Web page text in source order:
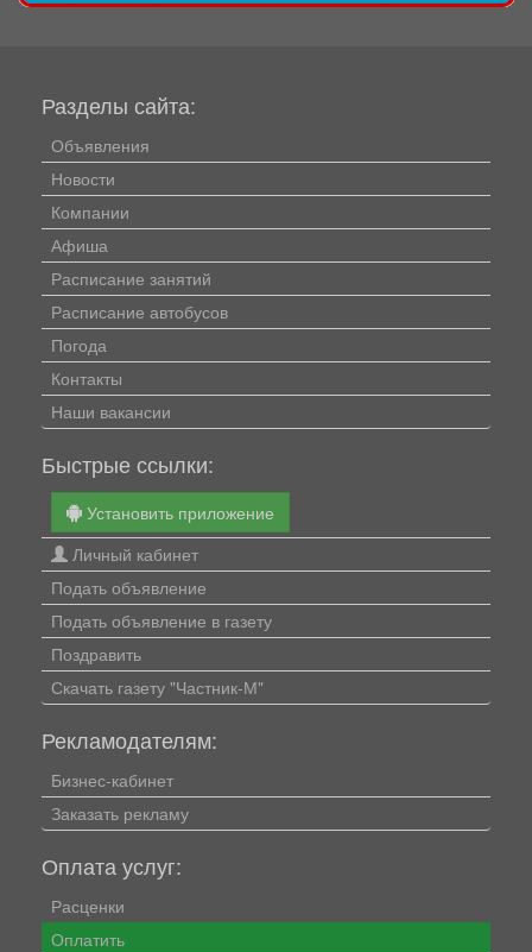
Разделы сайта:
Объявления
Новости
Компании
Афиша
Расписание занятий
Расписание автобусов
Погода
Контакты
Наши вакансии
Быстрые ссылки:
Установить приложение
Личный кабинет
Подать объявление
Подать объявление в газету
Поздравить
Скачать газету "Частник-М"
Рекламодателям:
Бизнес-кабинет
Заказать рекламу
Оплата услуг:
Расценки
Оплатить